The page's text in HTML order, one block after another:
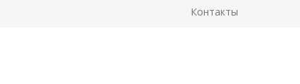
Контакты